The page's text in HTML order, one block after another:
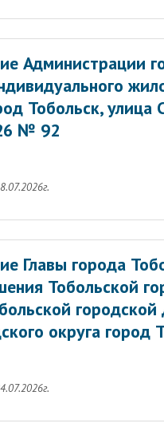
Администрации
Тобольск,
№ 92
Главы города
Тобольской
округа